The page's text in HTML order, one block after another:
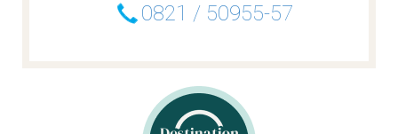
0821 / 50955-57